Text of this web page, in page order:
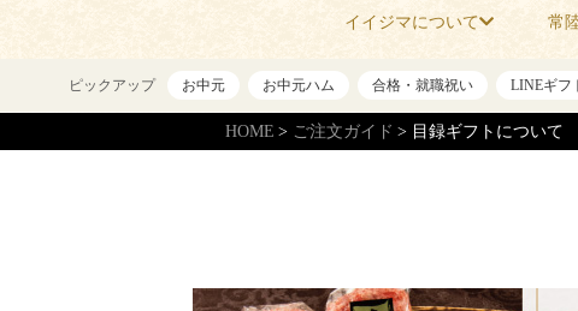
イイジマについて 常
ピックアップ お中元 お中元ハム 合格・就職祝い LINEギフ
HOME ご注文ガイド 目録ギフトについて